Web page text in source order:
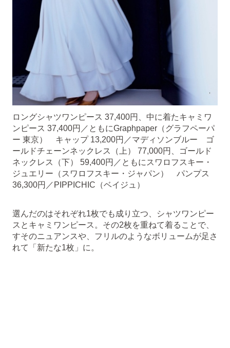
ロングシャツワンピース 37,400円、中に着たキャミワ
ンピース 37,400円／ともにGraphpaper（グラフペーパ
ー 東京） キャップ 13,200円／マディソンブルー ゴ
ールドチェーンネックレス（上） 77,000円、ゴールド
ネックレス（下） 59,400円／ともにスワロフスキー・
ジュエリー（スワロフスキー・ジャパン） パンプス
36,300円／PIPPICHIC（ベイジュ）
選んだのはそれぞれ1枚でも成り立つ、シャツワンピー
スとキャミワンピース。その2枚を重ねて着ることで、
すそのニュアンスや、フリルのようなボリュームが足さ
れて「新たな1枚」に。